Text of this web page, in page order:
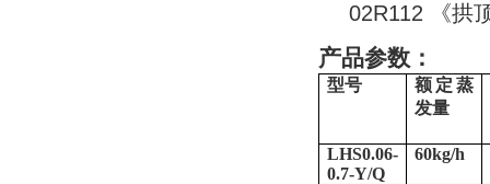
02R112
《拱
产品参数：
型号
额定蒸
发量
LHS0.06-
0.7-Y/Q
60kg/h